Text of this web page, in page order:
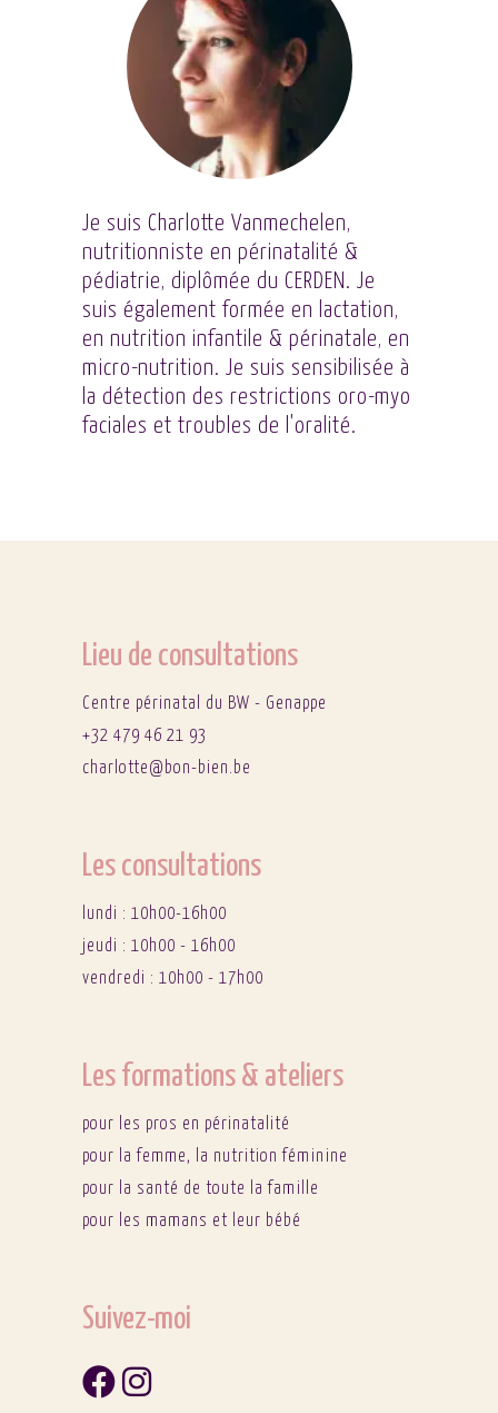
Je suis Charlotte Vanmechelen,
nutritionniste en périnatalité &
pédiatrie, diplômée du CERDEN. Je
suis également formée en lactation,
en nutrition infantile & périnatale, en
micro-nutrition. Je suis sensibilisée à
la détection des restrictions oro-myo
faciales et troubles de l'oralité.
Lieu de consultations
Centre périnatal du BW - Genappe
+32 479 46 21 93
charlotte@bon-bien.be
Les consultations
lundi : 10h00-16h00
jeudi : 10h00 - 16h00
vendredi : 10h00 - 17h00
Les formations & ateliers
pour les pros en périnatalité
pour la femme, la nutrition féminine
pour la santé de toute la famille
pour les mamans et leur bébé
Suivez-moi